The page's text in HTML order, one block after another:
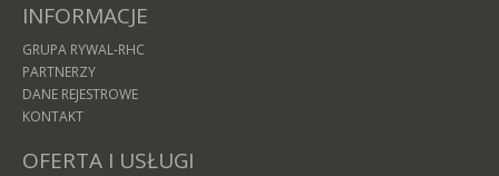
INFORMACJE
GRUPA RYWAL-RHC
PARTNERZY
DANE REJESTROWE
KONTAKT
OFERTA I USŁUGI